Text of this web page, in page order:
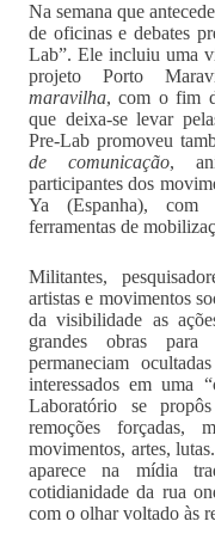
Na semana que
de oficinas e debates
Lab”. Ele incluiu uma
projeto Porto
maravilha, com o fim
que deixa-se levar
Pre-Lab promoveu
de comunicação,
participantes dos
Ya (Espanha), com
ferramentas de
Militantes,
artistas e movimentos
da visibilidade as
grandes obras
permaneciam
interessados em uma
Laboratório se
remoções forçadas,
movimentos, artes,
aparece na mídia
cotidianidade da rua
com o olhar voltado às